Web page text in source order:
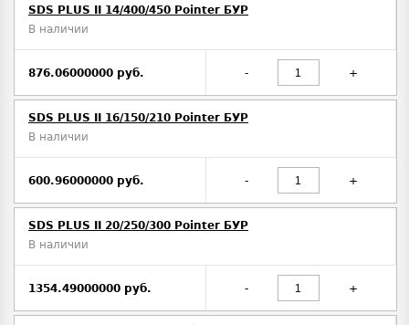
SDS PLUS II 14/400/450 Pointer БУР
В наличии
876.06000000 руб. - +
SDS PLUS II 16/150/210 Pointer БУР
В наличии
600.96000000 руб. - +
SDS PLUS II 20/250/300 Pointer БУР
В наличии
1354.49000000 руб. - +